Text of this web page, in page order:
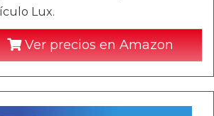
Lux.
Ver precios en Amazon